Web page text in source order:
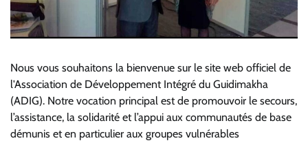
Nous vous souhaitons la bienvenue sur le site web officiel de
l'Association de Développement Intégré du Guidimakha
(ADIG). Notre vocation principal est de promouvoir le secours,
l’assistance, la solidarité et l’appui aux communautés de base
démunis et en particulier aux groupes vulnérables